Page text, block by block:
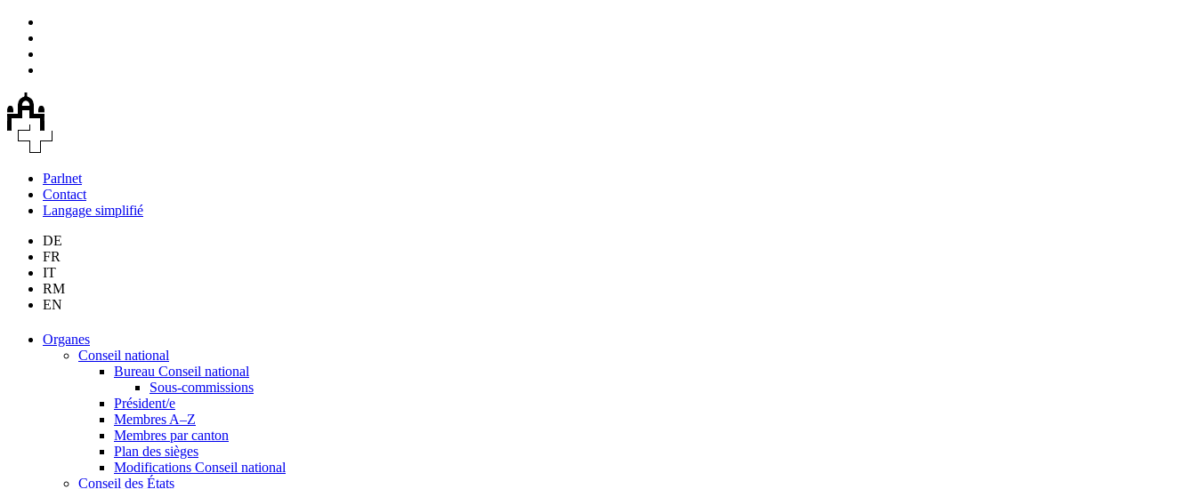
Parlnet
Contact
Langage simplifié
DE
FR
IT
RM
EN
Organes
Conseil national
Bureau Conseil national
Sous-commissions
Président/e
Membres A–Z
Membres par canton
Plan des sièges
Modifications Conseil national
Conseil des États